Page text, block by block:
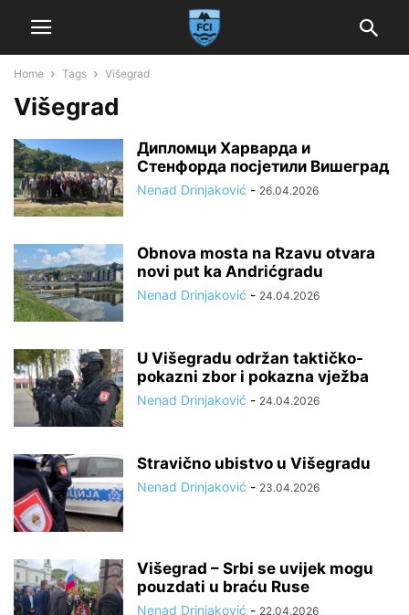
Home Tags Višegrad
Višegrad
Дипломци Харварда и
Стенфорда посјетили Вишеград
Nenad Drinjaković - 26.04.2026
Obnova mosta na Rzavu otvara
novi put ka Andrićgradu
Nenad Drinjaković - 24.04.2026
U Višegradu održan taktičko-
pokazni zbor i pokazna vježba
Nenad Drinjaković - 24.04.2026
Stravično ubistvo u Višegradu
Nenad Drinjaković - 23.04.2026
Višegrad – Srbi se uvijek mogu
pouzdati u braću Ruse
Nenad Drinjaković - 22.04.2026